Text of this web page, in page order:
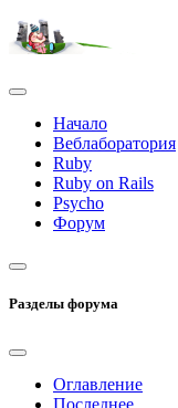
Начало
Веблаборатория
Ruby
Ruby on Rails
Psycho
Форум
Разделы форума
Оглавление